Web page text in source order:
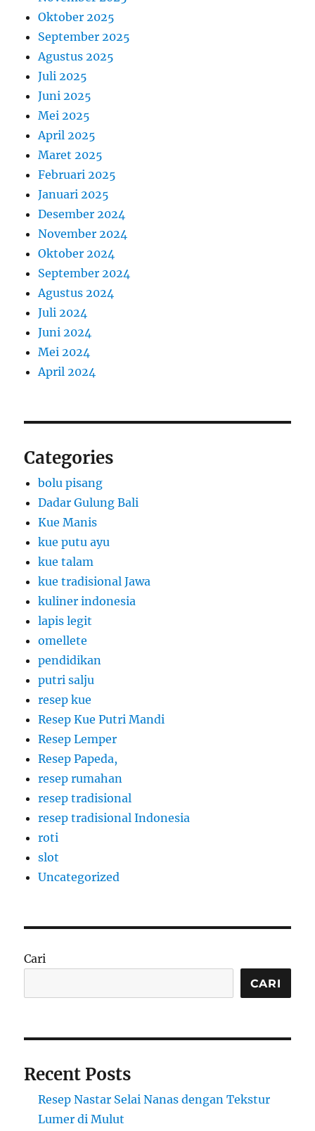
Oktober 2025
September 2025
Agustus 2025
Juli 2025
Juni 2025
Mei 2025
April 2025
Maret 2025
Februari 2025
Januari 2025
Desember 2024
November 2024
Oktober 2024
September 2024
Agustus 2024
Juli 2024
Juni 2024
Mei 2024
April 2024
Categories
bolu pisang
Dadar Gulung Bali
Kue Manis
kue putu ayu
kue talam
kue tradisional Jawa
kuliner indonesia
lapis legit
omellete
pendidikan
putri salju
resep kue
Resep Kue Putri Mandi
Resep Lemper
Resep Papeda,
resep rumahan
resep tradisional
resep tradisional Indonesia
roti
slot
Uncategorized
Cari
CARI
Recent Posts
Resep Nastar Selai Nanas dengan Tekstur
Lumer di Mulut